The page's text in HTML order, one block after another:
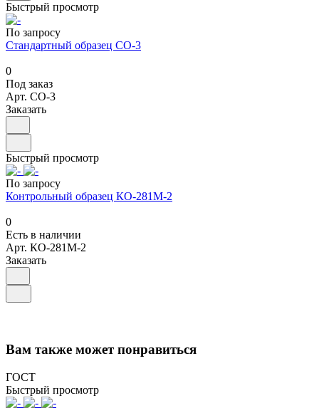
Быстрый просмотр
По запросу
Стандартный образец СО-3
0
Под заказ
Арт. СО-3
Заказать
Быстрый просмотр
По запросу
Контрольный образец КО-281М-2
0
Есть в наличии
Арт. КО-281М-2
Заказать
Вам также может понравиться
ГОСТ
Быстрый просмотр